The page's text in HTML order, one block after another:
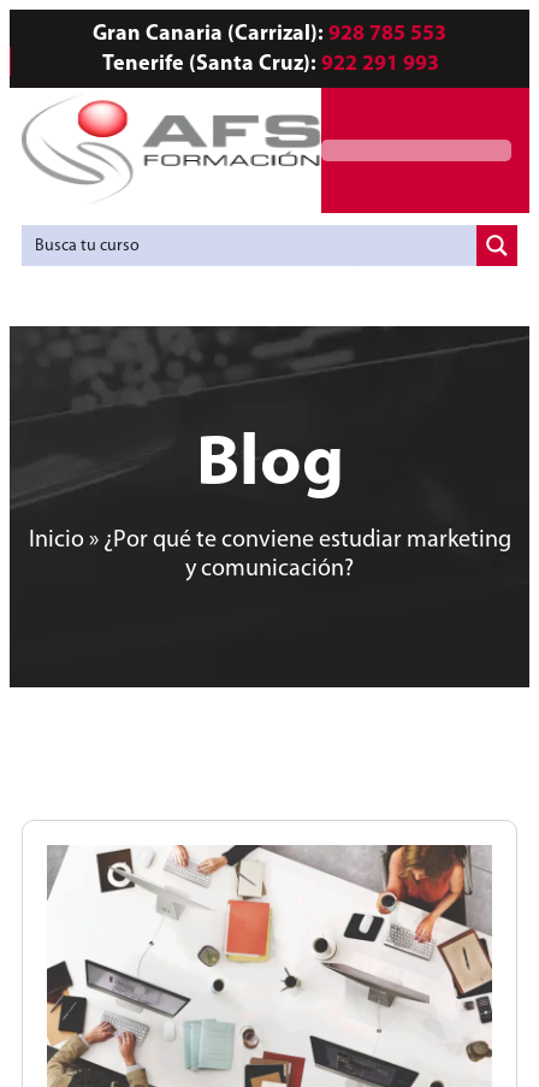
Gran Canaria (Carrizal): 928 785 553
Tenerife (Santa Cruz): 922 291 993
Blog
Inicio» ¿Por qué te conviene estudiar marketing
y comunicación?